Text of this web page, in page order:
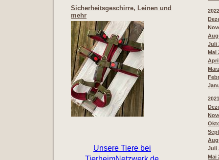
Sicherheitsgeschirre, Leinen und
mehr
2022
Juli
Mai
2021
Juli
Mai